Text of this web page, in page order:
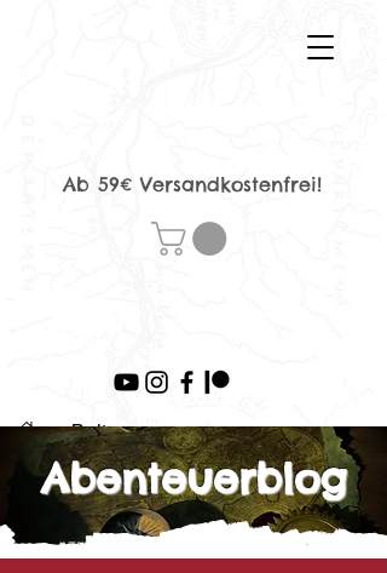
Ab 59€ Versandkostenfrei!
> Beitrag
Abenteuerblog